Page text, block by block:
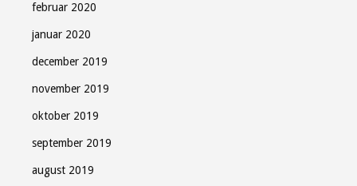
februar 2020
januar 2020
december 2019
november 2019
oktober 2019
september 2019
august 2019